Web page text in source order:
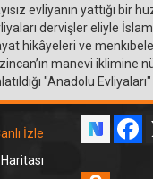
evliyanın yattığı bir
dervişler eliyle
hikâyeleri ve
manevi iklimine
"Anadolu
İzle